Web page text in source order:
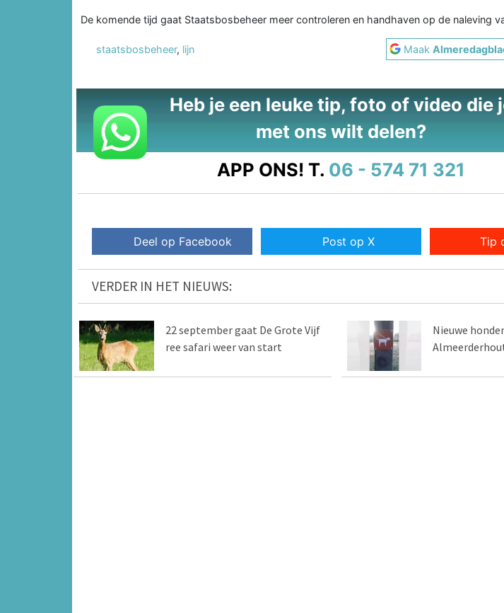
De komende tijd gaat Staatsbosbeheer meer controleren en handhaven op de naleving
staatsbosbeheer, lijn Maak
Heb je een leuke tip, foto of video die
met ons wilt delen?
APP ONS! T. 06 - 574 71 321
Deel op Facebook Post op X Tip
VERDER IN HET NIEUWS:
22 september gaat De Grote Vijf
ree safari weer van start
Nieuwe